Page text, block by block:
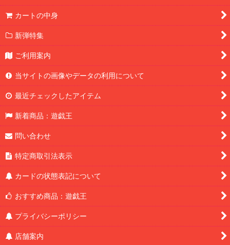
カートの中身
新弾特集
ご利用案内
当サイトの画像やデータの利用について
最近チェックしたアイテム
新着商品：遊戯王
問い合わせ
特定商取引法表示
カードの状態表記について
おすすめ商品：遊戯王
プライバシーポリシー
店舗案内